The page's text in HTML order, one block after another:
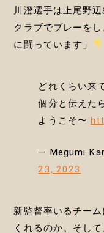
川澄選手は上尾野
クラブでプレーを
に闘っています」
どれくらい来
個分と伝えた
ようこそ〜
— Megumi
23, 2023
新監督率いるチー
くれるのか。そし